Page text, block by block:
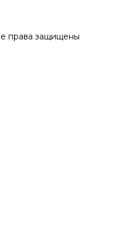
права защищены